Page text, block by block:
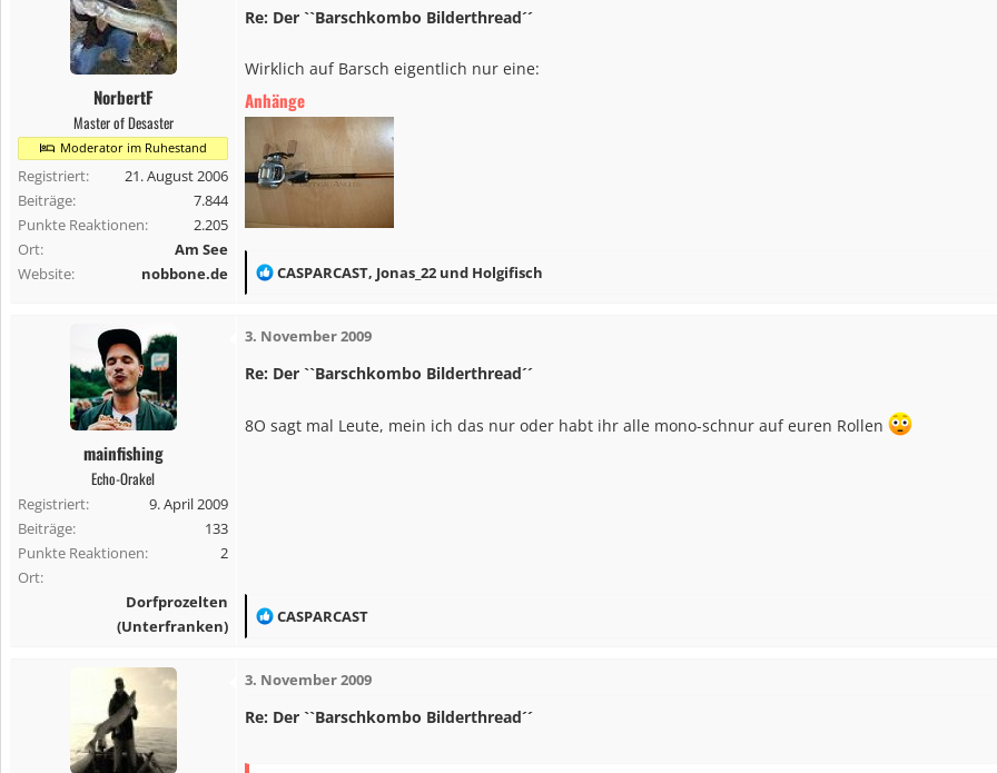
t
o
e
:
NorbertF
Master of Desaster
Moderator im Ruhestand
Registriert
21. August 2006
Beiträge
7.844
Punkte Reaktionen
2.205
Ort
Am See
Website
nobbone.de
Re: Der ``Barschkombo Bilderthread´´
Wirklich auf Barsch eigentlich nur eine:
Anhänge
R
k
t
o
CASPARCAST, Jonas_22 und Holgifisch
mainfishing
Echo-Orakel
Registriert
9. April 2009
Beiträge
133
Punkte Reaktionen
2
Ort
Dorfprozelten
(Unterfranken)
3. November 2009
Re: Der ``Barschkombo Bilderthread´´
8O sagt mal Leute, mein ich das nur oder habt ihr alle mono-schnur auf euren Rollen
R
k
t
CASPARCAST
3. November 2009
Re: Der ``Barschkombo Bilderthread´´